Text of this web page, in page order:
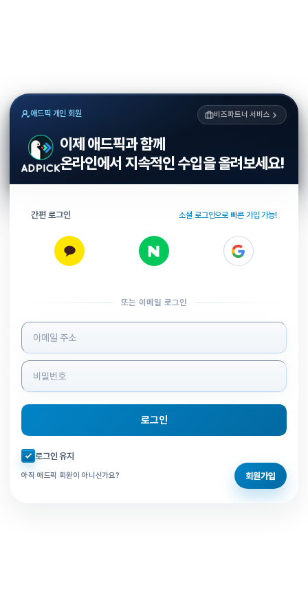
애드픽 개인 회원 비즈파트너 서비스
이제 애드픽과 함께
온라인에서 지속적인 수입을 올려보세요!
간편 로그인 소셜 로그인으로 빠른 가입 가능!
또는 이메일 로그인
로그인 정보 입력
로그인
자동로그인 체크
로그인 유지
아직 애드픽 회원이 아니신가요? 회원가입